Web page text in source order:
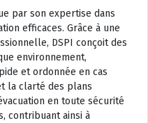
par son expertise dans
efficaces. Grâce à une
DSPI conçoit des
environnement,
et ordonnée en cas
la clarté des plans
en toute sécurité
contribuant ainsi à